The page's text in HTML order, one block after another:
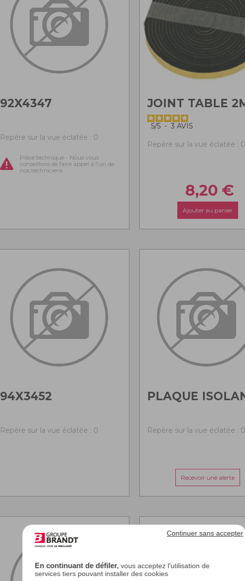
En continuant de défiler, vous acceptez l'utilisation de
services tiers pouvant installer des cookies
Continuer sans accepter
92X4347
Repère sur la vue éclatée : 0
Pièce technique - Nous vous
conseillons de faire appel à l'un de
nos techniciens
JOINT TABLE
5/5 - 3 AVIS
Repère sur la vue éclatée : 0
8,20 €
Ajouter au panier
94X3452
Repère sur la vue éclatée : 0
PLAQUE
Repère sur la vue éclatée : 0
Recevoir une alerte